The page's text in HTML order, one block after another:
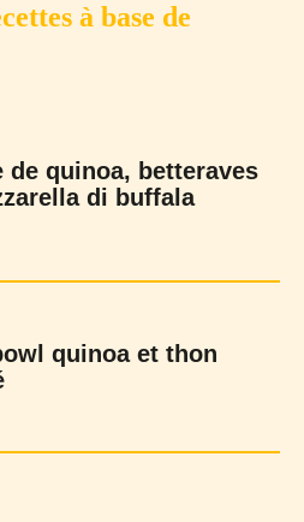
à base de
de quinoa, betteraves
di buffala
quinoa et thon